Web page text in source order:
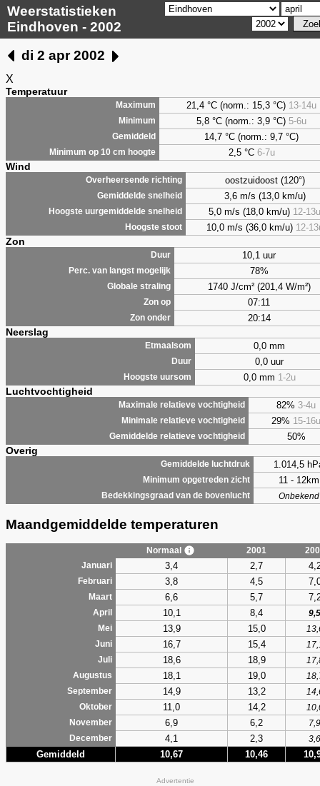
Weerstatistieken
Eindhoven - 2002
di 2 apr 2002
X
Temperatuur
Maximum 21,4 °C (norm.: 15,3 °C) 13-14u
Minimum 5,8 °C (norm.: 3,9 °C) 5-6u
Gemiddeld 14,7 °C (norm.: 9,7 °C)
Minimum op 10 cm hoogte 2,5°C 6-7u
Wind
Overheersende richting oostzuidoost (120°)
Gemiddelde snelheid 3,6 m/s (13,0 km/u)
Hoogste uurgemiddelde snelheid 5,0 m/s (18,0 km/u) 12-13u
Hoogste stoot 10,0 m/s (36,0 km/u) 12-
Zon
Duur 10,1 uur
Perc. van langst mogelijk 78%
Globale straling 1740 J/cm² (201,4 W/m²)
Zon op 07:11
Zon onder 20:14
Neerslag
Etmaalsom 0,0 mm
Duur 0,0 uur
Hoogste uursom 0,0 mm 1-2u
Luchtvochtigheid
Maximale relatieve vochtigheid 82% 3-4u
Minimale relatieve vochtigheid 29% 15-16u
Gemiddelde relatieve vochtigheid 50%
Overig
Gemiddelde luchtdruk 1.014,5
Minimum opgetreden zicht 11 - 12km
Bedekkingsgraad van de bovenlucht Onbekend
Maandgemiddelde temperaturen
Normaal 2001
Januari
3,4 2,7
Februari 3,8 4,5
Maart 6,6 5,7
April 10,1 8,4
9,5
Mei
13,9 15,0
Juni
16,7 15,4
Juli
18,6 18,9
Augustus
18,1 19,0
September
14,9 13,2
Oktober
11,0 14,2
November
6,9 6,2
7,9
December
4,1 2,3 3,6
Gemiddeld 10,67 10,46
Advertentie